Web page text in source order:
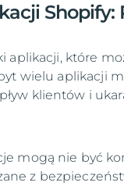
Shopify:
aplikacji, które
wielu aplikacji
klientów i
mogą nie być
z